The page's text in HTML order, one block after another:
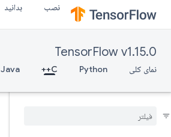
نصب بدانید
TensorFlow v1.15.0
نمای کلی Python
C++
Java